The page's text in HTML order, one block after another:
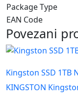
Package Type
EAN Code
Povezani
Kingston SSD 1TB
KINGSTON